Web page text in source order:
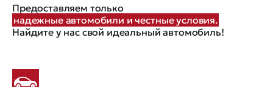
Предоставляем только
надежные автомобили и честные условия.
Найдите у нас свой идеальный автомобиль!